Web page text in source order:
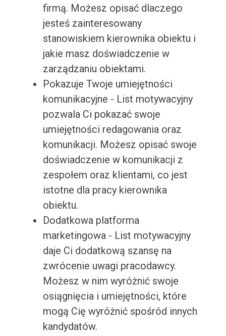
firmą. Możesz opisać dlaczego
jesteś zainteresowany
stanowiskiem kierownika obiektu i
jakie masz doświadczenie w
zarządzaniu obiektami.
Pokazuje Twoje umiejętności
komunikacyjne - List motywacyjny
pozwala Ci pokazać swoje
umiejętności redagowania oraz
komunikacji. Możesz opisać swoje
doświadczenie w komunikacji z
zespołem oraz klientami, co jest
istotne dla pracy kierownika
obiektu.
Dodatkowa platforma
marketingowa - List motywacyjny
daje Ci dodatkową szansę na
zwrócenie uwagi pracodawcy.
Możesz w nim wyróżnić swoje
osiągnięcia i umiejętności, które
mogą Cię wyróżnić spośród innych
kandydatów.